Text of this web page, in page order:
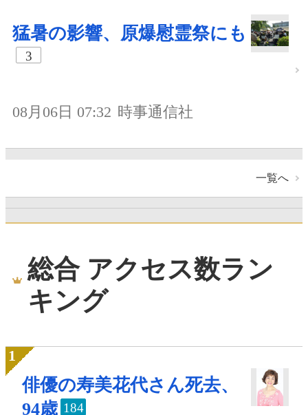
猛暑の影響、原爆慰霊祭にも
3
08月06日 07:32 時事通信社
一覧へ
総合 アクセス数ラン
キング
俳優の寿美花代さん死去、
94歳 184